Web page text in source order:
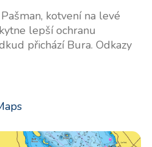
kotvení na levé
lepší ochranu
přichází Bura. Odkazy